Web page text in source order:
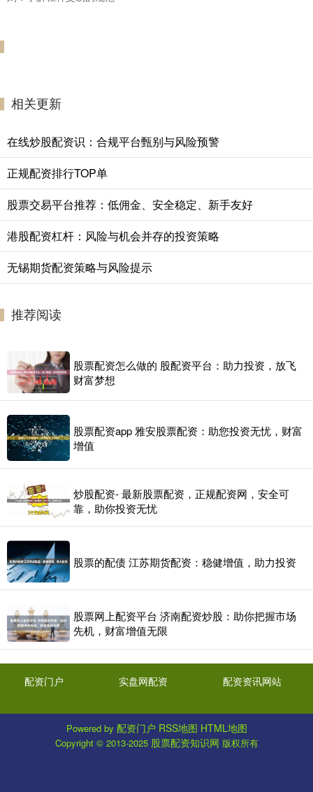
相关更新
在线炒股配资识：合规平台甄别与风险预警
正规配资排行TOP单
股票交易平台推荐：低佣金、安全稳定、新手友好
港股配资杠杆：风险与机会并存的投资策略
无锡期货配资策略与风险提示
推荐阅读
股票配资怎么做的 股配资平台：助力投资，放飞
财富梦想
股票配资app 雅安股票配资：助您投资无忧，财富
增值
炒股配资- 最新股票配资，正规配资网，安全可
靠，助你投资无忧
股票的配债 江苏期货配资：稳健增值，助力投资
股票网上配资平台 济南配资炒股：助你把握市场
先机，财富增值无限
配资门户 实盘网配资 配资资讯网站
Powered by 配资门户 RSS地图 HTML地图
Copyright © 2013-2025 股票配资知识网 版权所有